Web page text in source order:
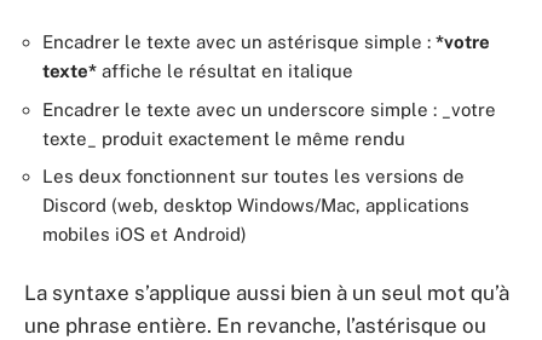
Encadrer le texte avec un astérisque simple : *votre
texte* affiche le résultat en italique
Encadrer le texte avec un underscore simple : _votre
texte_ produit exactement le même rendu
Les deux fonctionnent sur toutes les versions de
Discord (web, desktop Windows/Mac, applications
mobiles iOS et Android)
La syntaxe s’applique aussi bien à un seul mot qu’à
une phrase entière. En revanche, l’astérisque ou